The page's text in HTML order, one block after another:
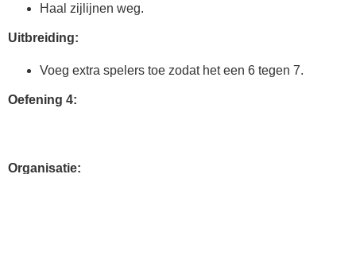
Haal zijlijnen weg.
Uitbreiding:
Voeg extra spelers toe zodat het een 6 tegen 7.
Oefening 4:
Organisatie: